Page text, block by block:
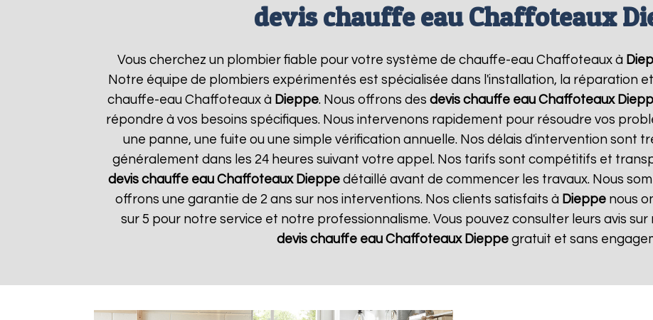
devis chauffe eau Chaffoteaux
Vous cherchez un plombier fiable pour votre système de chauffe-eau Chaffoteaux à
Notre équipe de plombiers expérimentés est spécialisée dans l'installation, la réparation
chauffe-eau Chaffoteaux à Dieppe. Nous offrons des devis chauffe eau Chaffoteaux
répondre à vos besoins spécifiques. Nous intervenons rapidement pour résoudre vos
une panne, une fuite ou une simple vérification annuelle. Nos délais d'intervention sont
généralement dans les 24 heures suivant votre appel. Nos tarifs sont compétitifs et
devis chauffe eau Chaffoteaux Dieppedétaillé avant de commencer les travaux. Nous
offrons une garantie de 2 ans sur nos interventions. Nos clients satisfaits à Dieppenous
sur 5 pour notre service et notre professionnalisme. Vous pouvez consulter leurs avis
devis chauffe eau Chaffoteaux Dieppegratuit et sans